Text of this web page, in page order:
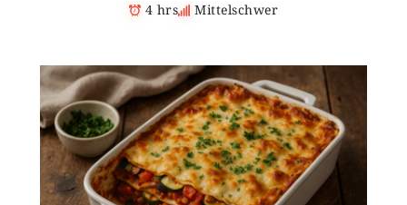
4 hrs Mittelschwer